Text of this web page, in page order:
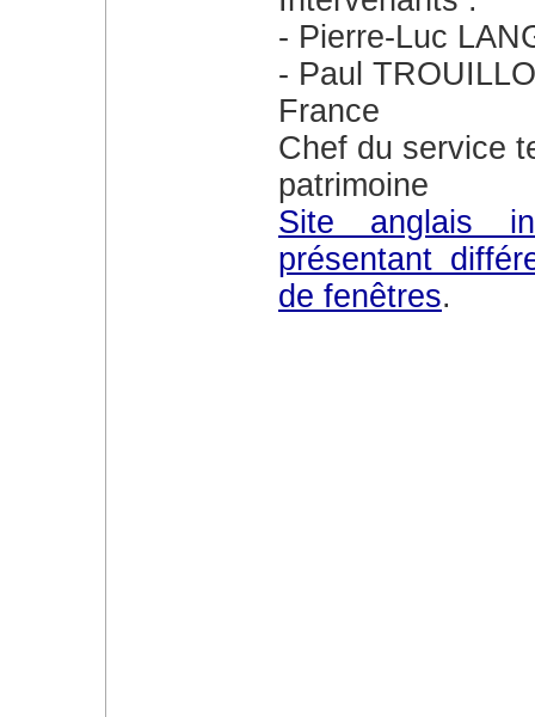
Pierre-Luc
Paul
France
Chef du service
patrimoine
Site anglais indiqué par l’ABF en séance
présentant
de fenêtres.